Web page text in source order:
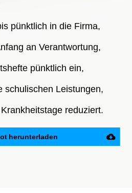
pünktlich in die Firma,
an Verantwortung,
pünktlich ein,
schulischen Leistungen,
reduziert.
herunterladen